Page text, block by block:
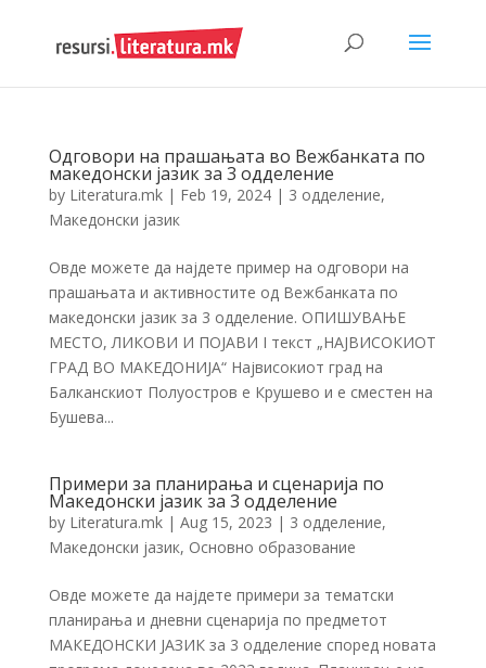
Одговори на прашањата во Вежбанката по
македонски јазик за 3 одделение
by Literatura.mk| Feb 19, 2024| 3 одделение,
Македонски јазик
Овде можете да најдете пример на одговори на
прашањата и активностите од Вежбанката по
македонски јазик за 3 одделение. ОПИШУВАЊЕ
МЕСТО, ЛИКОВИ И ПОЈАВИ I текст „НАЈВИСОКИОТ
ГРАД ВО МАКЕДОНИЈА“ Највисокиот град на
Балканскиот Полуостров е Крушево и е сместен на
Бушева...
Примери за планирања и сценарија по
Македонски јазик за 3 одделение
by Literatura.mk| Aug 15, 2023 | 3 одделение,
Македонски јазик, Основно образование
Овде можете да најдете примери за тематски
планирања и дневни сценарија по предметот
МАКЕДОНСКИ ЈАЗИК за 3 одделение според новата